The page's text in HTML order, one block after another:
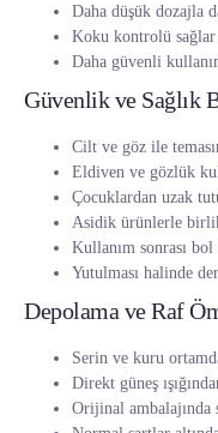
Daha düşük dozajla
Koku kontrolü sağlar
Daha güvenli
Güvenlik ve Sağlık
Cilt ve göz ile
Eldiven ve gözlük
Çocuklardan uzak
Asidik ürünlerle
Kullanım sonrası
Yutulması halinde
Depolama ve Raf
Serin ve kuru
Direkt güneş
Orijinal ambalajında